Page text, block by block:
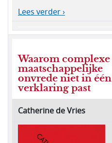
Lees verder ›
Waarom complexe
maatschappelijke
onvrede niet in één
verklaring past
Catherine de Vries